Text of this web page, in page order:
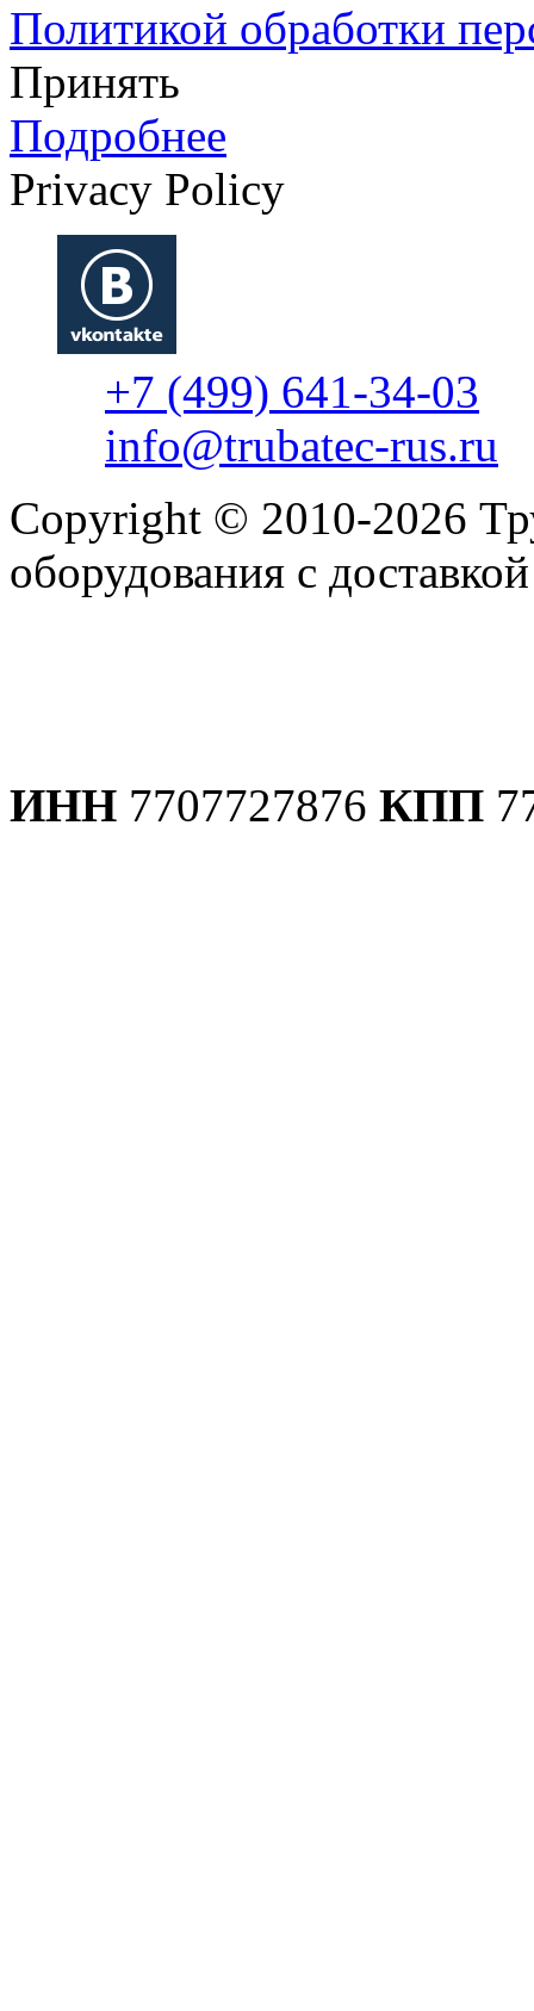
Политикой обработки
Принять
Подробнее
Privacy Policy
+7 (499) 641-34-03
info@trubatec-rus.ru
Copyright © 2010-2026
оборудования с
ИНН 7707727876 КПП